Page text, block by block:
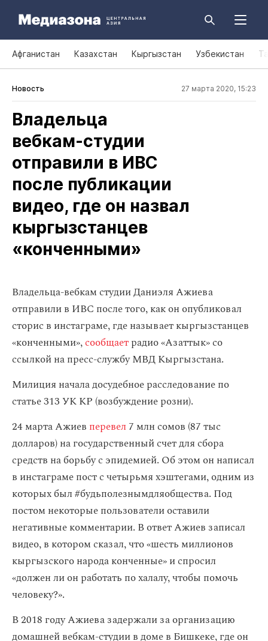
Афганистан Казахстан Кыргызстан Узбекистан
Новость 27 марта 2020, 15:23
Владельца
вебкам‑студии
отправили в ИВС
после публикации
видео, где он назвал
кыргызстанцев
«конченными»
Владельца-вебкам студии Даниэля Ажиева
отправили в ИВС после того, как он опубликовал
сторис в инстаграме, где называет кыргызстанцев
«конченными»,сообщаетрадио «Азаттык» со
ссылкой на пресс-службу МВД Кыргызстана.
Милиция начала досудебное расследование по
статье 313 УК КР (возбуждение розни).
24 марта Ажиев перевел 7 млн сомов (87 тыс
долларов) на государственный счет для сбора
средств на борьбу с эпидемией. Об этом он написал
в инстаграме пост с четырьмя хэштегами, одним из
которых был #будьполезнымдляобщества. Под
постом некоторые пользователи оставили
негативные комментарии. В ответ Ажиев записал
видео, в котором сказал, что «шесть миллионов
кыргызского народа конченные» и спросил
«должен ли он работать по халалу, чтобы помочь
человеку?».
В 2018 году Ажиева задержали за организацию
домашней вебкам-студии в доме в Бишкеке, где он